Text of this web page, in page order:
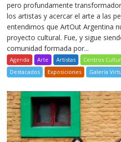
pero profundamente
los artistas y acercar el arte a las
entendimos que ArtOut Argentina
proyecto cultural. Fue, y sigue
comunidad formada por...
Agenda Arte Artistas Centros
Destacados
Exposiciones Galería